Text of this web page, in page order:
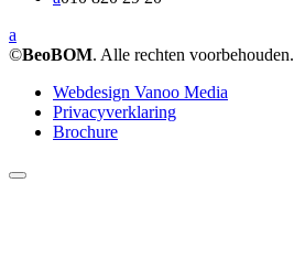
a
©BeoBOM. Alle rechten voorbehouden.
Webdesign Vanoo Media
Privacyverklaring
Brochure